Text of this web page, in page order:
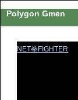
Polygon Gmen
NET拳FIGHTER